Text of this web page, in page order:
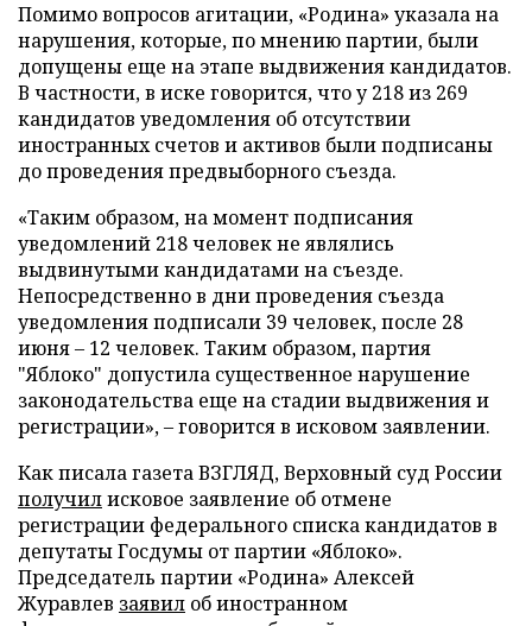
Помимо вопросов агитации, «Родина» указала на
нарушения, которые, по мнению партии, были
допущены еще на этапе выдвижения кандидатов.
В частности, в иске говорится, что у 218 из 269
кандидатов уведомления об отсутствии
иностранных счетов и активов были подписаны
до проведения предвыборного съезда.
«Таким образом, на момент подписания
уведомлений 218 человек не являлись
выдвинутыми кандидатами на съезде.
Непосредственно в дни проведения съезда
уведомления подписали 39 человек, после 28
июня – 12 человек. Таким образом, партия
"Яблоко" допустила существенное нарушение
законодательства еще на стадии выдвижения и
регистрации», – говорится в исковом заявлении.
Как писала газета ВЗГЛЯД, Верховный суд России
получилисковое заявление об отмене
регистрации федерального списка кандидатов в
депутаты Госдумы от партии «Яблоко».
Председатель партии «Родина» Алексей
Журавлев заявил об иностранном